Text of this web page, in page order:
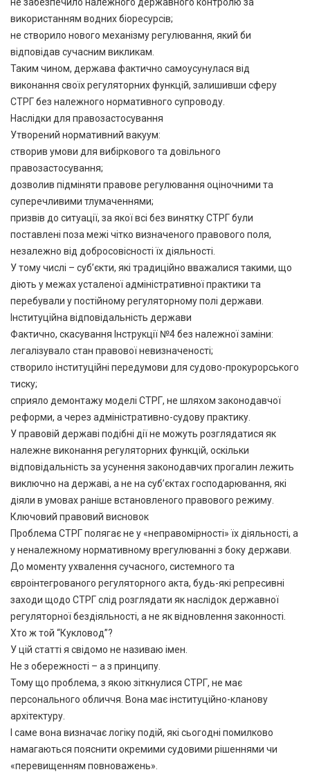
використанням водних біоресурсів;
не створило нового механізму регулювання, який би
відповідав сучасним викликам.
Таким чином, держава фактично самоусунулася від
виконання своїх регуляторних функцій, залишивши сферу
СТРГ без належного нормативного супроводу.
Наслідки для правозастосування
Утворений нормативний вакуум:
створив умови для вибіркового та довільного
правозастосування;
дозволив підміняти правове регулювання оціночними та
суперечливими тлумаченнями;
призвів до ситуації, за якої всі без винятку СТРГ були
поставлені поза межі чітко визначеного правового поля,
незалежно від добросовісності їх діяльності.
У тому числі – суб’єкти, які традиційно вважалися такими, що
діють у межах усталеної адміністративної практики та
перебували у постійному регуляторному полі держави.
Інституційна відповідальність держави
Фактично, скасування Інструкції №4 без належної заміни:
легалізувало стан правової невизначеності;
створило інституційні передумови для судово-прокурорського
тиску;
сприяло демонтажу моделі СТРГ, не шляхом законодавчої
реформи, а через адміністративно-судову практику.
У правовій державі подібні дії не можуть розглядатися як
належне виконання регуляторних функцій, оскільки
відповідальність за усунення законодавчих прогалин лежить
виключно на державі, а не на суб’єктах господарювання, які
діяли в умовах раніше встановленого правового режиму.
Ключовий правовий висновок
Проблема СТРГ полягає не у «неправомірності» їх діяльності, а
у неналежному нормативному врегулюванні з боку держави.
До моменту ухвалення сучасного, системного та
євроінтегрованого регуляторного акта, будь-які репресивні
заходи щодо СТРГ слід розглядати як наслідок державної
регуляторної бездіяльності, а не як відновлення законності.
Хто ж той “Кукловод”?
У цій статті я свідомо не називаю імен.
Не з обережності – а з принципу.
Тому що проблема, з якою зіткнулися СТРГ, не має
персонального обличчя. Вона має інституційно-кланову
архітектуру.
І саме вона визначає логіку подій, які сьогодні помилково
намагаються пояснити окремими судовими рішеннями чи
«перевищенням повноважень».